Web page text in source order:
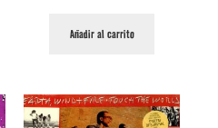
Añadir al carrito